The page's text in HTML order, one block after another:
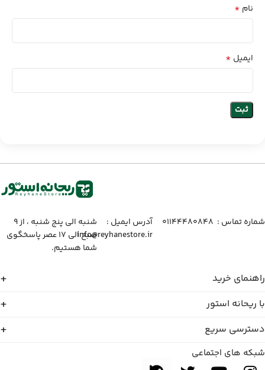
نام *
ایمیل *
شماره تماس :‌ ۰۱۱۴۴۴۸۰۸۴۸
آدرس ایمیل :‌
info@reyhanestore.ir
شنبه الی پنج شنبه ، از ۹
صبح الی ۱۷ عصر پاسخگوی
شما هستیم.
راهنمای خرید
با ریحانه استور
دسترسی سریع
شبکه های اجتماعی